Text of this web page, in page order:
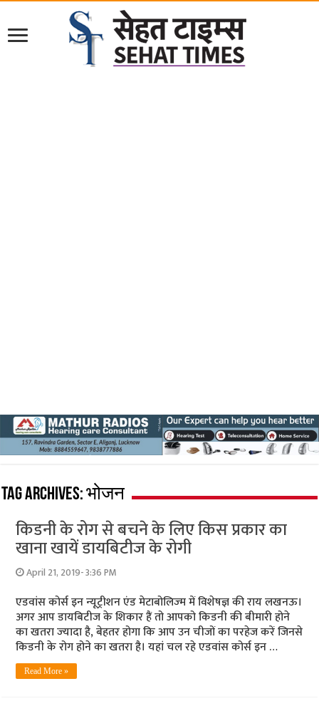
Tag Archives:भोजन
किडनी के रोग से बचने के लिए किस प्रकार का
खाना खायें डायबिटीज के रोगी
April 21, 2019- 3:36 PM
एडवांस कोर्स इन न्‍यूट्रीशन एंड मेटाबोलिज्‍म में विशेषज्ञ की राय लखनऊ।
अगर आप डायबिटीज के शिकार हैं तो आपको किडनी की बीमारी होने
का खतरा ज्‍यादा है, बेहतर होगा कि आप उन चीजों का परहेज करें जिनसे
किडनी के रोग होने का खतरा है। यहां चल रहे एडवांस कोर्स इन …
Read More »